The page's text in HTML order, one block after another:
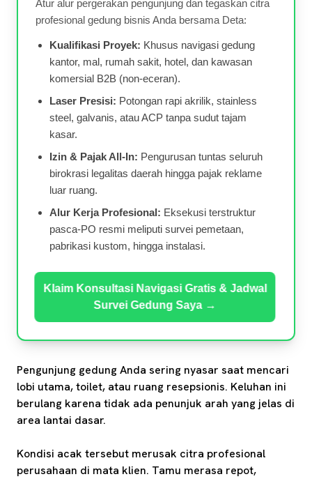
Atur alur pergerakan pengunjung dan tegaskan citra
profesional gedung bisnis Anda bersama Deta:
Kualifikasi Proyek: Khusus navigasi gedung
kantor, mal, rumah sakit, hotel, dan kawasan
komersial B2B (non-eceran).
Laser Presisi: Potongan rapi akrilik, stainless
steel, galvanis, atau ACP tanpa sudut tajam
kasar.
Izin & Pajak All-In: Pengurusan tuntas seluruh
birokrasi legalitas daerah hingga pajak reklame
luar ruang.
Alur Kerja Profesional: Eksekusi terstruktur
pasca-PO resmi meliputi survei pemetaan,
pabrikasi kustom, hingga instalasi.
Klaim Konsultasi Navigasi Gratis & Jadwal
Survei Gedung Saya →
Pengunjung gedung Anda sering nyasar saat mencari
lobi utama, toilet, atau ruang resepsionis. Keluhan ini
berulang karena tidak ada penunjuk arah yang jelas di
area lantai dasar.
Kondisi acak tersebut merusak citra profesional
perusahaan di mata klien. Tamu merasa repot,